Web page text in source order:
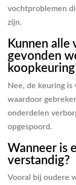
vochtproblemen
zijn.
Kunnen alle
gevonden
Nee, de keuring
waardoor
onderdelen
opgespoord.
Wanneer is
verstandig?
Vooral bij oudere